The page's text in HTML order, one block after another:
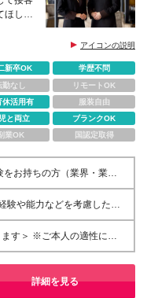
ほしい
アイコンの説明
新卒OK
学歴不問
勤なし
リモートOK
休活用有
服装自由
と両立
ブランクOK
業OK 国認定取得
お持ちの方（業界・業
◆ホスピタリティが求め
お持ちの方 ┗例：アルバ
験や能力などを考慮した上
間6ヶ月あり（試用期間満
となり、その他の条件に差
期間満了後（査定によ
す＞ ※ご本人の適性に鑑み
テルもしくは本社となる場
町、⼋丁堀、茅場町、⽇本
詳細を見る